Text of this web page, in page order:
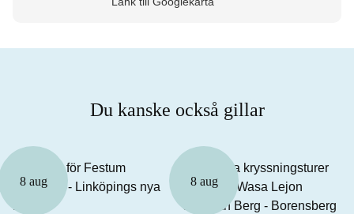
Du kanske också gillar
8 aug 8 aug